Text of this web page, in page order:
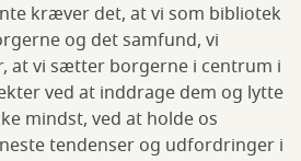
kræver det, at vi som bibliotek
og det samfund, vi
at vi sætter borgerne i centrum i
ved at inddrage dem og lytte
mindst, ved at holde os
tendenser og udfordringer i